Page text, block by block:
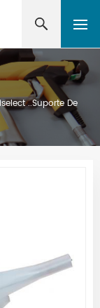
..Suporte De